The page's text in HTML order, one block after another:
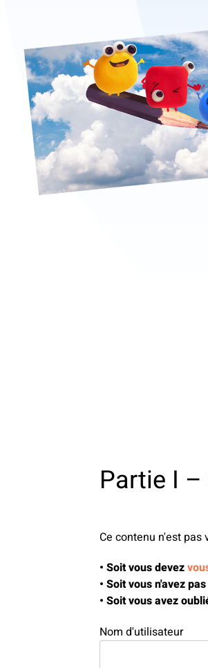
Partie I
Ce contenu n'est pas
• Soit vous devez
• Soit vous n'avez
• Soit vous avez
Nom d'utilisateur